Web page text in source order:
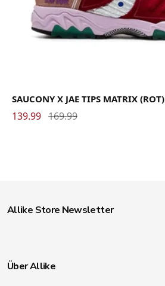
SAUCONY X JAE TIPS MATRIX (ROT)
139.99 169.99
Allike Store Newsletter
Über Allike